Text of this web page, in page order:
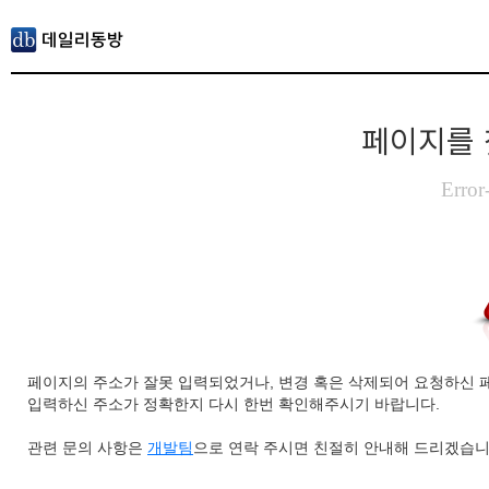
페이지를
페이지의 주소가 잘못 입력되었거나, 변경 혹은 삭제되어 요청하신
입력하신 주소가 정확한지 다시 한번 확인해주시기 바랍니다.
관련 문의 사항은 개발팀 으로 연락 주시면 친절히 안내해 드리겠습